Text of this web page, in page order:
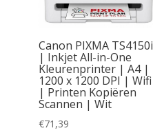
Canon PIXMA TS4150i
| Inkjet All-in-One
Kleurenprinter | A4 |
1200 x 1200 DPI | Wifi
| Printen Kopiëren
Scannen | Wit
€71,39